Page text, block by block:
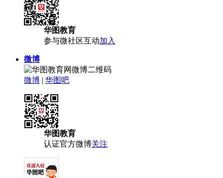
华图教育
参与微社区互动加入
微博
微博 | 华图吧
华图教育
认证官方微博关注